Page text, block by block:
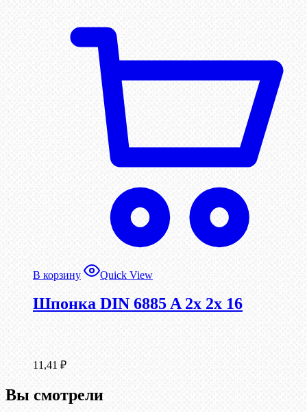
В корзину Quick View
Шпонка DIN 6885 A 2x 2x 16
11,41 ₽
Вы смотрели